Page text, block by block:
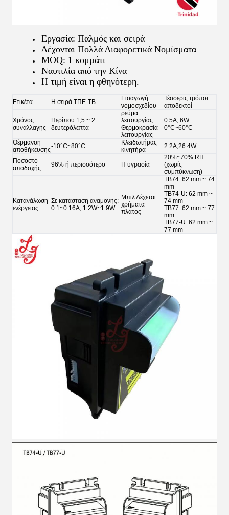
Εργασία: Παλμός και σειρά
Δέχονται Πολλά Διαφορετικά Νομίσματα
MOQ: 1 κομμάτι
Ναυτιλία από την Κίνα
Η τιμή είναι η φθηνότερη.
Ετικέτα Η σειρά ΤΠΕ-ΤΒ
Εισαγωγή
νομοσχεδίου
Τέσσερις τρόποι
αποδεκτοί
Χρόνος
συναλλαγής
Περίπου 1,5 ~ 2
δευτερόλεπτα
ρεύμα
λειτουργίας
Θερμοκρασία
λειτουργίας
0.5Α, 6W
0°C~60°C
Θέρμανση
αποθήκευσης-10°C~80°C
Κλειδωτήρας
κινητήρα
2.2Α,26.4W
Ποσοστό
αποδοχής
96% ή περισσότερο Η υγρασία
20%~70% RH
(χωρίς
συμπύκνωση)
Κατανάλωση
ενέργειας
Σε κατάσταση αναμονής:
0.1~0.16A, 1.2W~1.9W
Μπιλ Δέχεται
χρήματα
πλάτος
TB74: 62 mm ~ 74
mm
TB74-U: 62 mm ~
74 mm
TB77: 62 mm ~ 77
mm
TB77-U: 62 mm ~
77 mm